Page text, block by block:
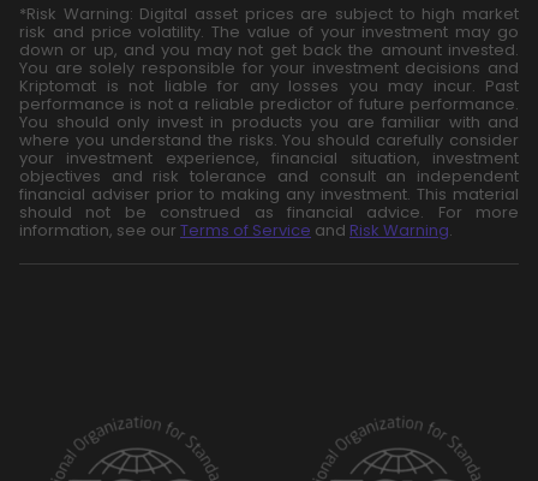
*Risk Warning: Digital asset prices are subject to high market
risk and price volatility. The value of your investment may go
down or up, and you may not get back the amount invested.
You are solely responsible for your investment decisions and
Kriptomat is not liable for any losses you may incur. Past
performance is not a reliable predictor of future performance.
You should only invest in products you are familiar with and
where you understand the risks. You should carefully consider
your investment experience, financial situation, investment
objectives and risk tolerance and consult an independent
financial adviser prior to making any investment. This material
should not be construed as financial advice. For more
information, see our Terms of Service and Risk Warning.